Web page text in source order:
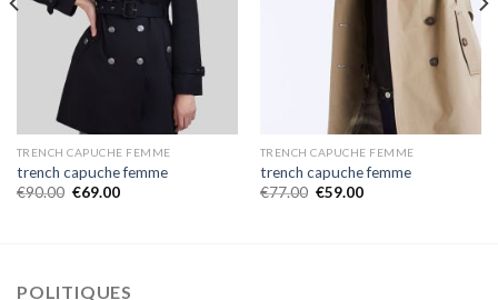
TRENCH CAPUCHE FEMME
trench capuche femme
€90.00 €69.00
TRENCH CAPUCHE FEMME
trench capuche femme
€77.00 €59.00
POLITIQUES